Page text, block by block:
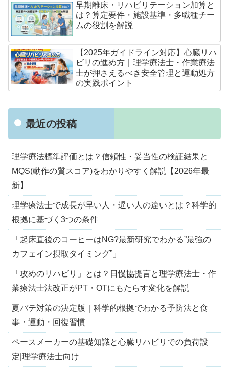
早期離床・リハビリテーション加算と
は？算定要件・施設基準・多職種チー
ムの役割を解説
【2025年ガイドライン対応】心臓リハ
ビリの進め方｜理学療法士・作業療法
士が押さえるべき安全管理と運動処方
の実践ポイント
最近の投稿
理学療法標準評価とは？信頼性・妥当性の検証結果と
MQS(動作の質スコア)をわかりやすく解説【2026年最
新】
理学療法士で成長が早い人・遅い人の違いとは？科学的
根拠に基づく3つの条件
「起床直後のコーヒーはNG?最新研究でわかる”最強の
カフェイン摂取タイミング”」
「攻めのリハビリ」とは？日慢協提言と理学療法士・作
業療法士法改正がPT・OTにもたらす変化を解説
夏バテ対策の決定版｜科学的根拠でわかる予防法と食
事・運動・回復習慣
ペースメーカーの基礎知識と心臓リハビリでの負荷設
定|理学療法士向け